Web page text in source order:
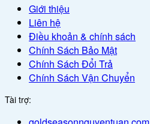
Giới thiệu
Liên hệ
Điều khoản & chính sách
Chính Sách Bảo Mật
Chính Sách Đổi Trả
Chính Sách Vận Chuyển
Tài trợ: